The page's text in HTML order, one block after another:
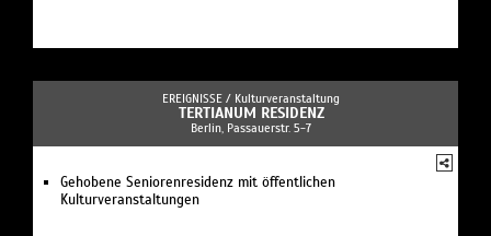
EREIGNISSE / Kulturveranstaltung
TERTIANUM RESIDENZ
Berlin, Passauerstr. 5-7
Gehobene Seniorenresidenz mit öffentlichen
Kulturveranstaltungen